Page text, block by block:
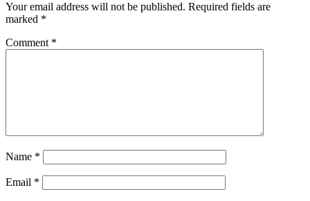
Your email address will not be published. Required fields are
marked *
Comment *
Name *
Email *